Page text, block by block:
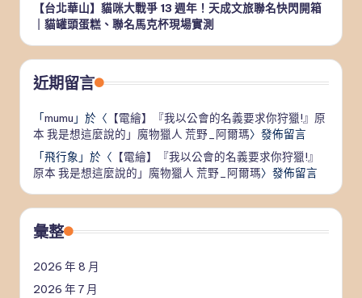
【台北華山】貓咪大戰爭 13 週年！天成文旅聯名快閃開箱
｜貓罐頭蛋糕、聯名馬克杯現場實測
近期留言
「mumu 」於〈 【電繪】『我以公會的名義要求你狩獵!』原
本 我是想這麼說的」魔物獵人 荒野_阿爾瑪〉發佈留言
「飛行象 」於〈 【電繪】『我以公會的名義要求你狩獵!』
原本 我是想這麼說的」魔物獵人 荒野_阿爾瑪〉發佈留言
彙整
2026 年 8 月
2026 年 7 月